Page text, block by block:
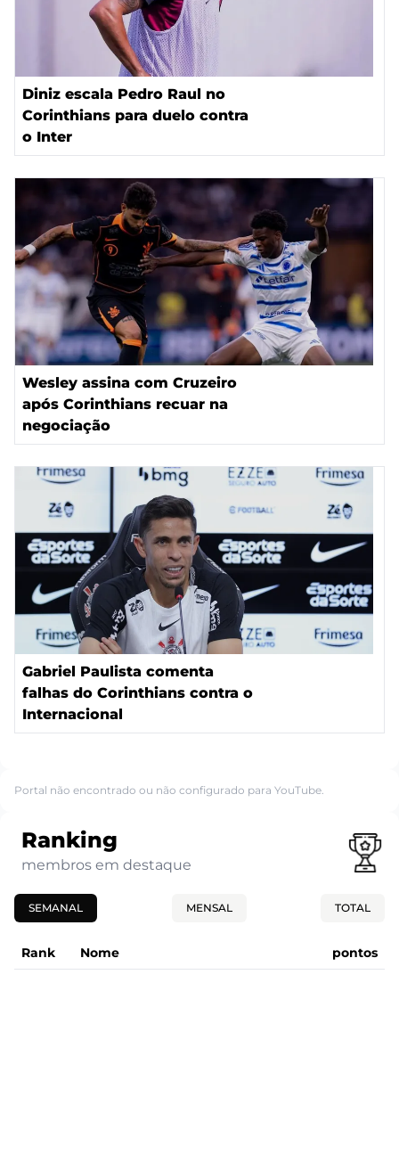
Diniz escala Pedro Raul no
Corinthians para duelo contra
o Inter
Wesley assina com Cruzeiro
após Corinthians recuar na
negociação
Gabriel Paulista comenta
falhas do Corinthians contra o
Internacional
Portal não encontrado ou não configurado para YouTube.
Ranking
membros em destaque
SEMANAL MENSAL TOTAL
Rank Nome pontos